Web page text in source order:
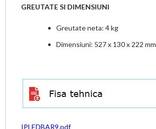
GREUTATE SI DIMENSIUNI
Greutate neta: 4 kg
Dimensiuni: 527 x 130 x 222 mm
IPLEDBAR9.pdf